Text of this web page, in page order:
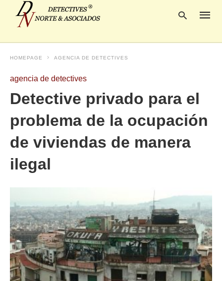
en
HOMEPAGE AGENCIA DE DETECTIVES
agencia de detectives
Detective privado para el
problema de la ocupación
de viviendas de manera
ilegal